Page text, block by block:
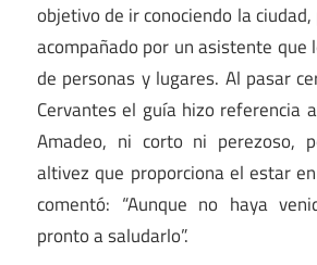
objetivo de ir conociendo la
acompañado por un asistente que
de personas y lugares. Al pasar
Cervantes el guía hizo referencia
Amadeo, ni corto ni perezoso,
altivez que proporciona el estar
comentó: “Aunque no haya
pronto a saludarlo”.